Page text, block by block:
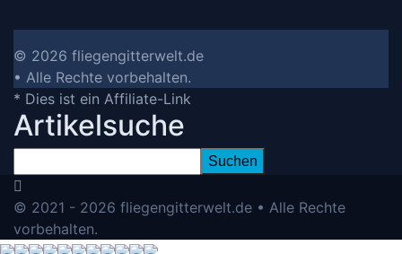
© 2026 fliegengitterwelt.de
• Alle Rechte vorbehalten.
* Dies ist ein Affiliate-Link
Artikelsuche
© 2021 - 2026 fliegengitterwelt.de • Alle Rechte
vorbehalten.